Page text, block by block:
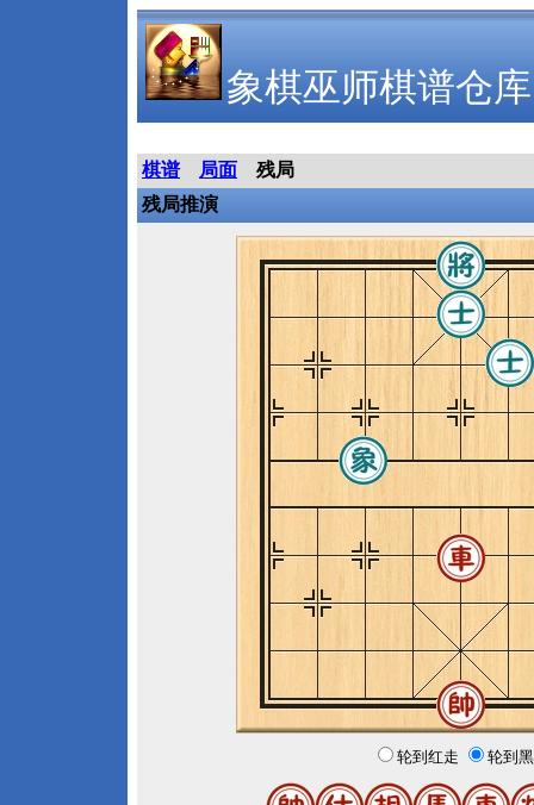
象棋巫师棋谱仓库
棋谱 局面
残局
残局推演
轮到红走 轮到